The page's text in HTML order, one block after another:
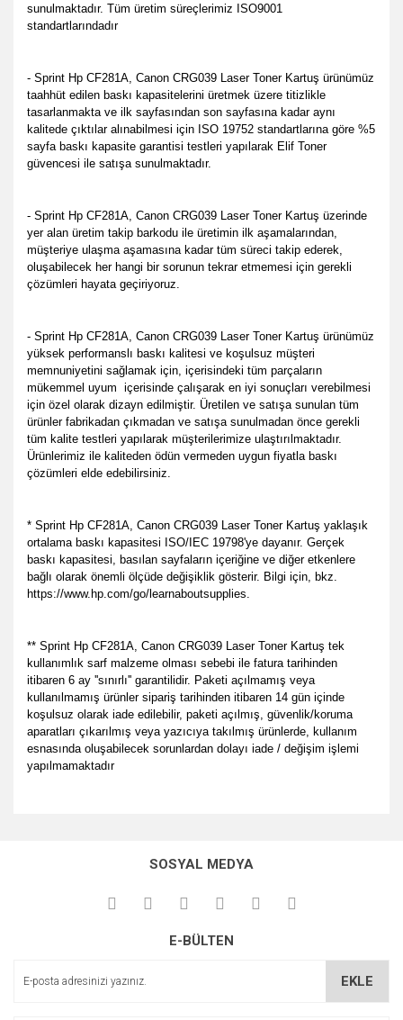
sunulmaktadır. Tüm üretim süreçlerimiz ISO9001
standartlarındadır
- Sprint Hp CF281A, Canon CRG039 Laser Toner Kartuş ürünümüz
taahhüt edilen baskı kapasitelerini üretmek üzere titizlikle
tasarlanmakta ve ilk sayfasından son sayfasına kadar aynı
kalitede çıktılar alınabilmesi için ISO 19752 standartlarına göre %5
sayfa baskı kapasite garantisi testleri yapılarak Elif Toner
güvencesi ile satışa sunulmaktadır.
- Sprint Hp CF281A, Canon CRG039 Laser Toner Kartuş üzerinde
yer alan üretim takip barkodu ile üretimin ilk aşamalarından,
müşteriye ulaşma aşamasına kadar tüm süreci takip ederek,
oluşabilecek her hangi bir sorunun tekrar etmemesi için gerekli
çözümleri hayata geçiriyoruz.
- Sprint Hp CF281A, Canon CRG039 Laser Toner Kartuş ürünümüz
yüksek performanslı baskı kalitesi ve koşulsuz müşteri
memnuniyetini sağlamak için, içerisindeki tüm parçaların
mükemmel uyum içerisinde çalışarak en iyi sonuçları verebilmesi
için özel olarak dizayn edilmiştir. Üretilen ve satışa sunulan tüm
ürünler fabrikadan çıkmadan ve satışa sunulmadan önce gerekli
tüm kalite testleri yapılarak müşterilerimize ulaştırılmaktadır.
Ürünlerimiz ile kaliteden ödün vermeden uygun fiyatla baskı
çözümleri elde edebilirsiniz.
* Sprint Hp CF281A, Canon CRG039 Laser Toner Kartuş yaklaşık
ortalama baskı kapasitesi ISO/IEC 19798'ye dayanır. Gerçek
baskı kapasitesi, basılan sayfaların içeriğine ve diğer etkenlere
bağlı olarak önemli ölçüde değişiklik gösterir. Bilgi için, bkz.
https://www.hp.com/go/learnaboutsupplies.
** Sprint Hp CF281A, Canon CRG039 Laser Toner Kartuş tek
kullanımlık sarf malzeme olması sebebi ile fatura tarihinden
itibaren 6 ay ''sınırlı'' garantilidir. Paketi açılmamış veya
kullanılmamış ürünler sipariş tarihinden itibaren 14 gün içinde
koşulsuz olarak iade edilebilir, paketi açılmış, güvenlik/koruma
aparatları çıkarılmış veya yazıcıya takılmış ürünlerde, kullanım
esnasında oluşabilecek sorunlardan dolayı iade / değişim işlemi
yapılmamaktadır
Yorum Yaz
Görüş ve önerileriniz için teşekkür ederiz.
Ürün açıklamasında eksik bilgiler bulunuyor.
Sebahattin Özcan | 18/07/2024
Çok iyi ve anlaşılabilir alışveriş
SOSYAL MEDYA
E-BÜLTEN
EKLE